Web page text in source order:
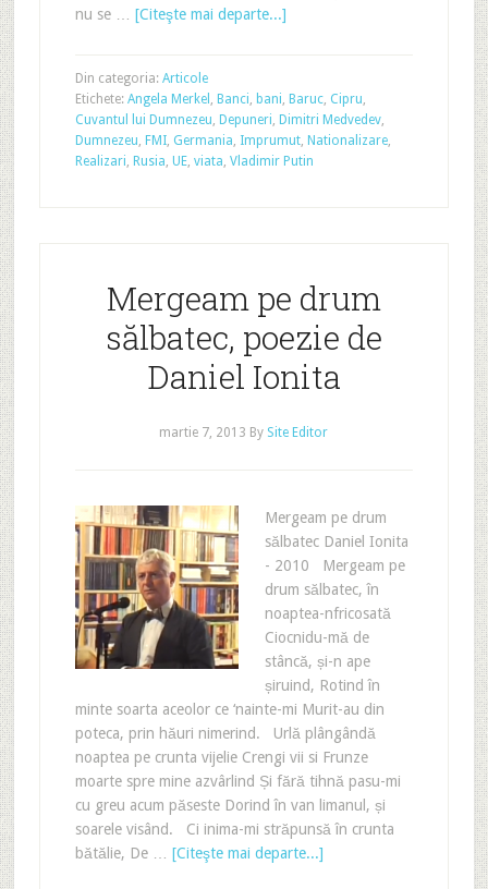
nu se … [Citeşte mai departe...]
Din categoria: Articole
Etichete: Angela Merkel , Banci, bani, Baruc, Cipru,
Cuvantul lui Dumnezeu, Depuneri, Dimitri Medvedev,
Dumnezeu, FMI, Germania, Imprumut, Nationalizare,
Realizari, Rusia, UE, viata, Vladimir Putin
Mergeam pe drum
sălbatec, poezie de
Daniel Ionita
martie 7, 2013 By Site Editor
Mergeam pe drum
sălbatec Daniel Ionita
- 2010 Mergeam pe
drum sălbatec, în
noaptea-nfricosată
Ciocnidu-mă de
stâncă, și-n ape
șiruind, Rotind în
minte soarta aceolor ce ‘nainte-mi Murit-au din
poteca, prin hăuri nimerind. Urlă plângândă
noaptea pe crunta vijelie Crengi vii si Frunze
moarte spre mine azvârlind Și fără tihnă pasu-mi
cu greu acum păseste Dorind în van limanul, și
soarele visând. Ci inima-mi străpunsă în crunta
bătălie, De … [Citeşte mai departe...]